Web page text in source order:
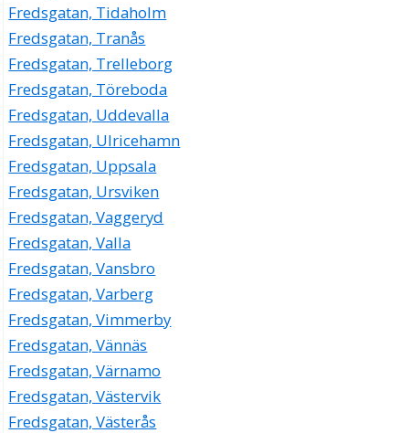
Fredsgatan, Tidaholm
Fredsgatan, Tranås
Fredsgatan, Trelleborg
Fredsgatan, Töreboda
Fredsgatan, Uddevalla
Fredsgatan, Ulricehamn
Fredsgatan, Uppsala
Fredsgatan, Ursviken
Fredsgatan, Vaggeryd
Fredsgatan, Valla
Fredsgatan, Vansbro
Fredsgatan, Varberg
Fredsgatan, Vimmerby
Fredsgatan, Vännäs
Fredsgatan, Värnamo
Fredsgatan, Västervik
Fredsgatan, Västerås